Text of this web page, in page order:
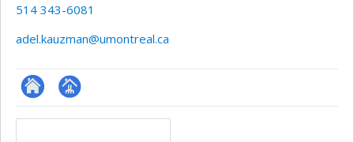
514 343-6081
adel.kauzman@umontreal.ca
ResearchGate
Page
Médias